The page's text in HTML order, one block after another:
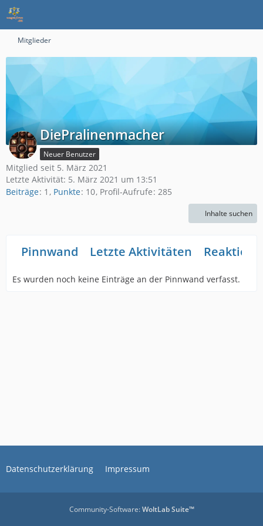
Mitglieder
DiePralinenmacher
Neuer Benutzer
Mitglied seit 5. März 2021
Letzte Aktivität: 5. März 2021 um 13:51
Beiträge 1 Punkte 10 Profil-Aufrufe 285
Inhalte suchen
Pinnwand Letzte Aktivitäten
Es wurden noch keine Einträge an der Pinnwand verfasst.
Datenschutzerklärung Impressum
Community-Software:WoltLab Suite™